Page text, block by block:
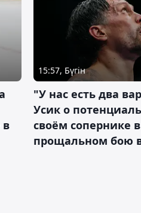
в
15:57, Бүгін
"У нас есть два
Усик о
своём сопернике в
прощальном бою